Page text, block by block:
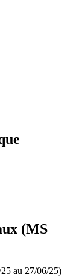
(MS
au 27/06/25)